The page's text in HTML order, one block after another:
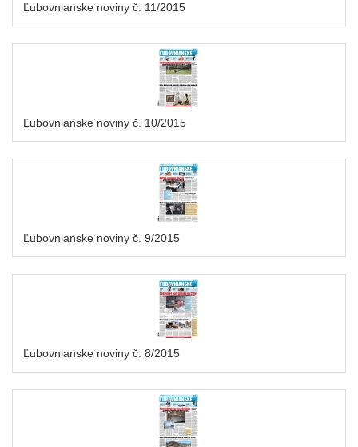
Ľubovnianske noviny č. 11/2015
Ľubovnianske noviny č. 10/2015
Ľubovnianske noviny č. 9/2015
Ľubovnianske noviny č. 8/2015